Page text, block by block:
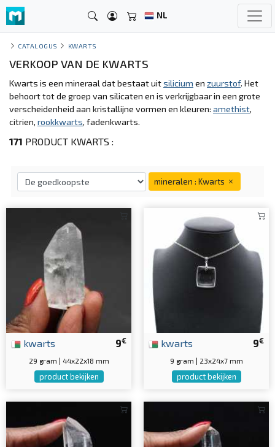
NL
CATALOGUS KWARTS
VERKOOP VAN DE KWARTS
Kwarts is een mineraal dat bestaat uitsilicium en zuurstof. Het
behoort tot de groep van silicaten en is verkrijgbaar in een grote
verscheidenheid aan kristallijne vormen en kleuren: amethist,
citrien, rookkwarts, fadenkwarts.
171 PRODUCT KWARTS :
mineralen : Kwarts
9€
kwarts
29 gram | 44x22x18 mm
product bekijken
9€
kwarts
9 gram | 23x24x7 mm
product bekijken